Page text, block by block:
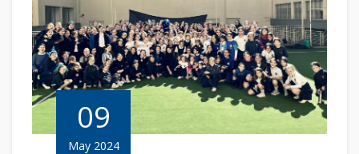
09
May 2024